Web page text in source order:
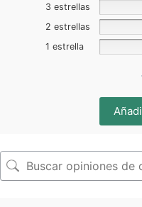
3 estrellas
2 estrellas
1 estrella